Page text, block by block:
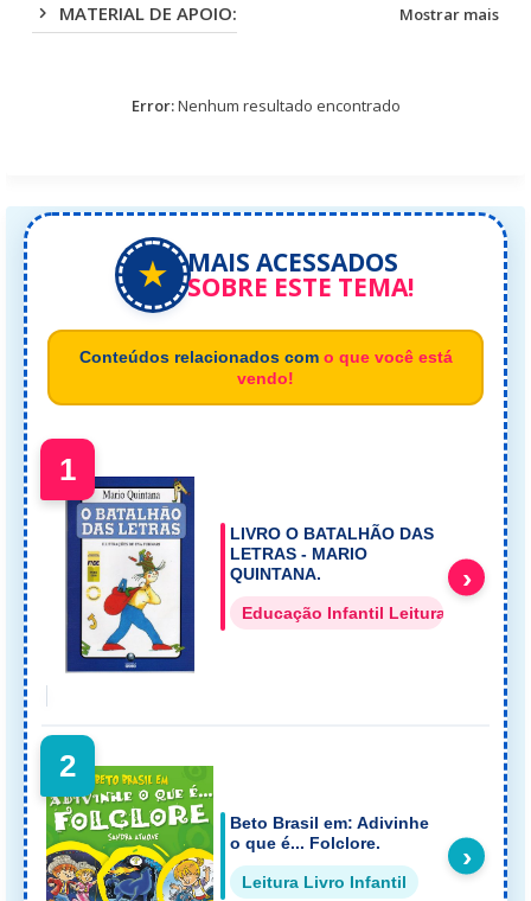
MATERIAL DE APOIO: Mostrar mais
Error:Nenhum resultado encontrado
★ MAIS ACESSADOS
SOBRE ESTE TEMA!
Conteúdos relacionados com o que você está
vendo!
1
LIVRO O BATALHÃO DAS
LETRAS - MARIO
QUINTANA.
Educação Infantil Leitura
›
2
Beto Brasil em: Adivinhe
o que é... Folclore.
Leitura Livro Infantil
›